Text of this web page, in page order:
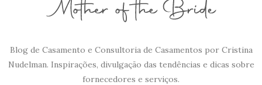
Blog de Casamento e Consultoria de Casamentos por Cristina
Nudelman. Inspirações, divulgação das tendências e dicas sobre
fornecedores e serviços.